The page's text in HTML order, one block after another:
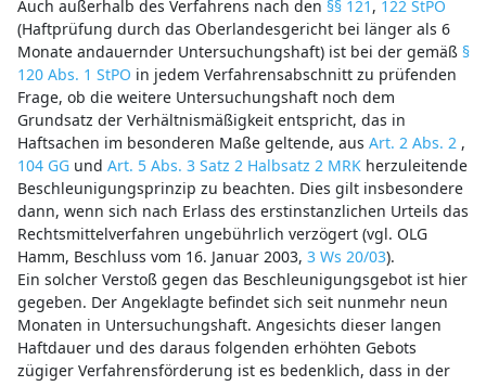
Auch außerhalb des Verfahrens nach den §§ 121 , 122 StPO
(Haftprüfung durch das Oberlandesgericht bei länger als 6
Monate andauernder Untersuchungshaft) ist bei der gemäß §
120 Abs. 1 StPO in jedem Verfahrensabschnitt zu prüfenden
Frage, ob die weitere Untersuchungshaft noch dem
Grundsatz der Verhältnismäßigkeit entspricht, das in
Haftsachen im besonderen Maße geltende, aus Art. 2 Abs. 2 ,
104 GGund Art. 5 Abs. 3 Satz 2 Halbsatz 2 MRKherzuleitende
Beschleunigungsprinzip zu beachten. Dies gilt insbesondere
dann, wenn sich nach Erlass des erstinstanzlichen Urteils das
Rechtsmittelverfahren ungebührlich verzögert (vgl. OLG
Hamm, Beschluss vom 16. Januar 2003, 3 Ws 20/03).
Ein solcher Verstoß gegen das Beschleunigungsgebot ist hier
gegeben. Der Angeklagte befindet sich seit nunmehr neun
Monaten in Untersuchungshaft. Angesichts dieser langen
Haftdauer und des daraus folgenden erhöhten Gebots
zügiger Verfahrensförderung ist es bedenklich, dass in der